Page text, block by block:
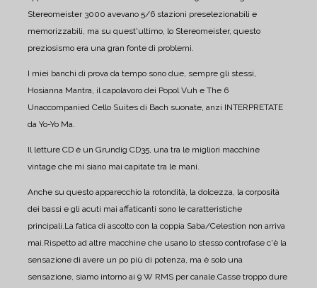
Stereomeister 3000 avevano 5/6 stazioni preselezionabili e
memorizzabili, ma su quest'ultimo, lo Stereomeister, questo
preziosismo era una gran fonte di problemi.
I miei banchi di prova da tempo sono due, sempre gli stessi,
Hosianna Mantra, il capolavoro dei Popol Vuh e The 6
Unaccompanied Cello Suites di Bach suonate, anzi INTERPRETATE
da Yo-Yo Ma.
Il letture CD è un Grundig CD35, una tra le migliori macchine
vintage che mi siano mai capitate tra le mani.
Anche su questo apparecchio la rotondità, la dolcezza, la corposità
dei bassi e gli acuti mai affaticanti sono le caratteristiche
principali.La fatica di ascolto con la coppia Saba/Celestion non arriva
mai.Rispetto ad altre macchine che usano lo stesso controfase c'è la
sensazione di avere un po più di potenza, ma è solo una
sensazione, siamo intorno ai 9 W RMS per canale.Casse troppo dure